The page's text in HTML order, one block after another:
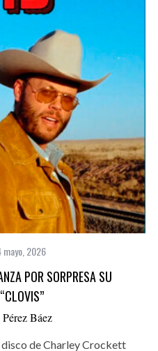
mayo, 2026
POR SORPRESA SU
Báez
disco de Charley Crockett